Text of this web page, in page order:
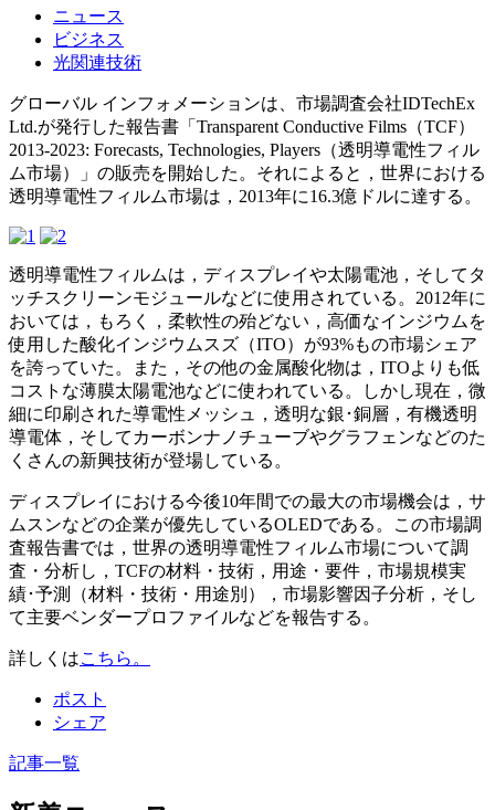
ニュース
ビジネス
光関連技術
グローバル インフォメーションは、市場調査会社IDTechEx
Ltd.が発行した報告書「Transparent Conductive Films（TCF）
2013-2023: Forecasts, Technologies, Players（透明導電性フィル
ム市場）」の販売を開始した。それによると，世界における
透明導電性フィルム市場は，2013年に16.3億ドルに達する。
透明導電性フィルムは，ディスプレイや太陽電池，そしてタ
ッチスクリーンモジュールなどに使用されている。2012年に
おいては，もろく，柔軟性の殆どない，高価なインジウムを
使用した酸化インジウムスズ（ITO）が93%もの市場シェア
を誇っていた。また，その他の金属酸化物は，ITOよりも低
コストな薄膜太陽電池などに使われている。しかし現在，微
細に印刷された導電性メッシュ，透明な銀･銅層，有機透明
導電体，そしてカーボンナノチューブやグラフェンなどのた
くさんの新興技術が登場している。
ディスプレイにおける今後10年間での最大の市場機会は，サ
ムスンなどの企業が優先しているOLEDである。この市場調
査報告書では，世界の透明導電性フィルム市場について調
査・分析し，TCFの材料・技術，用途・要件，市場規模実
績･予測（材料・技術・用途別），市場影響因子分析，そし
て主要ベンダープロファイルなどを報告する。
詳しくはこちら。
ポスト
シェア
記事一覧